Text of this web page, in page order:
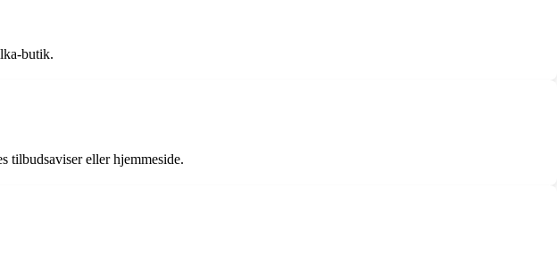
butik.
eller hjemmeside.